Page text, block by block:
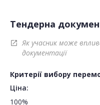
Тендерна
open_in_new
Як учасник може
документації
Критерії вибору
Ціна:
100%